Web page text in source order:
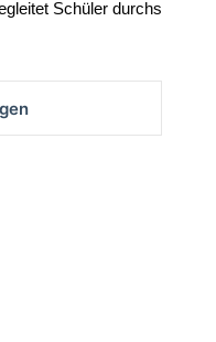
Schüler durchs